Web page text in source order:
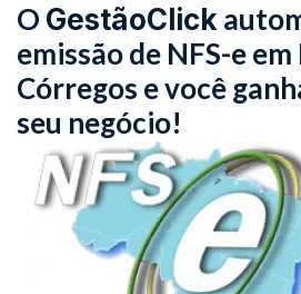
O GestãoClick
emissão de NFS-e em
Córregos e você
seu negócio!